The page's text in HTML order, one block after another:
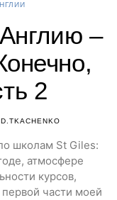
–
2
D.TKACHENKO
школам St Giles:
атмосфере
курсов,
части моей